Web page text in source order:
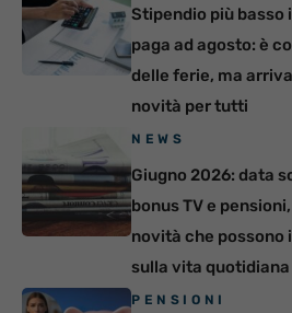
Stipendio più basso
paga ad agosto: è
delle ferie, ma
novità per tutti
NEWS
Giugno 2026: data
bonus TV e
novità che possono
sulla vita quotidiana
PENSIONI